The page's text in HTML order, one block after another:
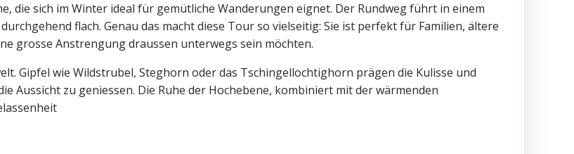
die sich im Winter ideal für gemütliche Wanderungen eignet. Der Rundweg führt in einem
flach. Genau das macht diese Tour so vielseitig: Sie ist perfekt für Familien, ältere
grosse Anstrengung draussen unterwegs sein möchten.
Gipfel wie Wildstrubel, Steghorn oder das Tschingellochtighorn prägen die Kulisse und
Aussicht zu geniessen. Die Ruhe der Hochebene, kombiniert mit der wärmenden